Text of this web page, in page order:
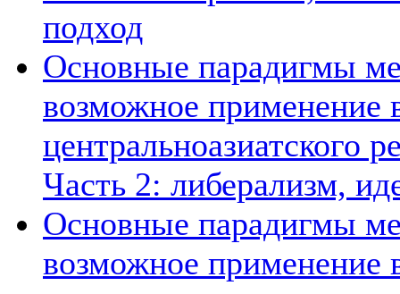
подход
Основные парадигмы
возможное применение
центральноазиатского
Часть 2: либерализм,
Основные парадигмы
возможное применение